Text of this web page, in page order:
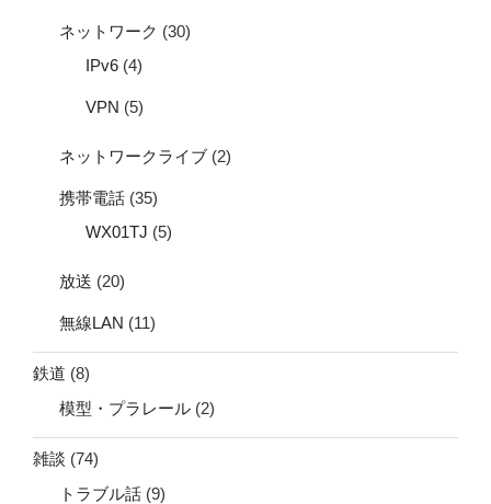
ネットワーク (30)
IPv6 (4)
VPN (5)
ネットワークライブ (2)
携帯電話 (35)
WX01TJ (5)
放送 (20)
無線LAN (11)
鉄道 (8)
模型・プラレール (2)
雑談 (74)
トラブル話 (9)